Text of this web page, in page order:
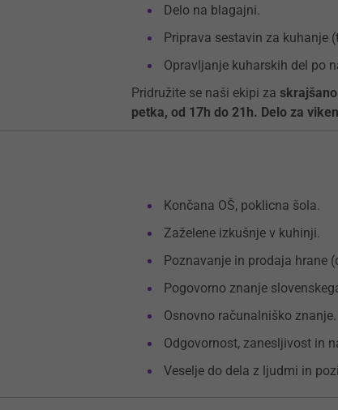
Delo na blagajni.
Priprava sestavin za kuhanje
Opravljanje kuharskih del po
Pridružite se naši ekipi za
petka, od 17h do 21h. Delo za
Končana OŠ, poklicna šola.
Zaželene izkušnje v kuhinji.
Poznavanje in prodaja hrane
Pogovorno znanje
Osnovno računalniško znanje.
Odgovornost, zanesljivost in
Veselje do dela z ljudmi in